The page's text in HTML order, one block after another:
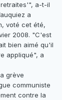
a-t-il
a
voté cet été,
2008. "C'est
bien aimé qu'il
appliqué", a
grève
communiste
contre la